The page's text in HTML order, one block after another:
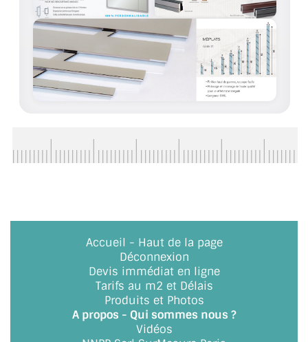
PLEXIGLAS PMMA
DOUBLE VITRAGE
ACCESSOIRES & QUINCAILLERIE
CATALOGUE DE PROFILS ET FIXATION DU
LES FIXATIONS POUR MIROIR
PLATS ET CORNIÈRES
LES CHARNIÈRES DE PORTE EN VERRE
BOUTONS ET POIGNÉES
Accueil - Haut de la page
Déconnexion
Devis immédiat en ligne
Tarifs au m2 et Délais
Produits et Photos
A propos - Qui sommes nous ?
Vidéos